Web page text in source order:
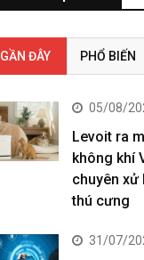
GẦN ĐÂY PHỔ BIẾN
05/08/
Levoit ra
không khí
chuyên xử
thú cưng
31/07/